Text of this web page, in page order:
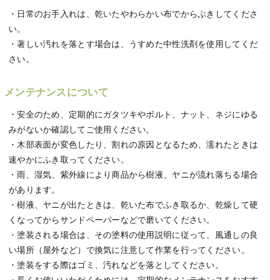
・日常のお手入れは、乾いたやわらかい布でからぶきしてくださ
い。
・著しい汚れを落とす場合は、うすめた中性洗剤を使用してくだ
さい。
メンテナンスについて
・安全のため、定期的にガタツキやボルト、ナット、ネジにゆる
みがないか確認してご使用ください。
・木部表面が変色したり、割れの原因となるため、濡れたときは
速やかにふき取ってください。
・雨、湿気、紫外線により商品から樹液、ヤニが流れ落ちる場合
があります。
・樹液、ヤニが出たときは、乾いた布でふき取るか、乾燥して硬
くなってからサンドペーパーなどで磨いてください。
・塗装される場合は、その塗料の使用説明に従って、風通しの良
い場所（屋外など）で換気に注意して作業を行ってください。
・塗装をする際はゴミ、汚れなどを落としてください。